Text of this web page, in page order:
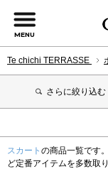
MENU
Te chichi TERRASSE
さらに絞り込む
スカート の商品一覧です
ど定番アイテムを多数取